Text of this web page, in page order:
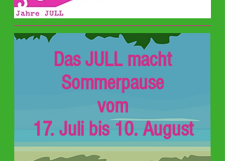
Das JULL macht
Sommerpause
vom
17. Juli bis 10. August